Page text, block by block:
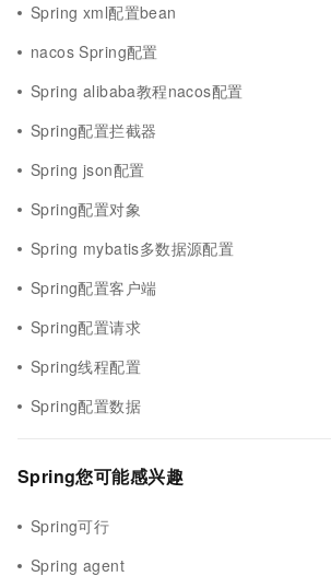
Spring xml配置bean
nacos Spring配置
Spring alibaba教程nacos配置
Spring配置拦截器
Spring json配置
Spring配置对象
Spring mybatis多数据源配置
Spring配置客户端
Spring配置请求
Spring线程配置
Spring配置数据
Spring您可能感兴趣
Spring可行
Spring agent